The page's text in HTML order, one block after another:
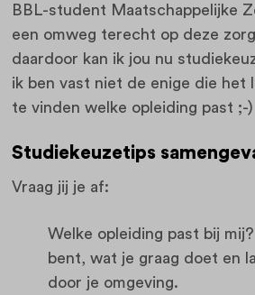
BBL-student Maatschappelijke
een omweg terecht op deze
daardoor kan ik jou nu
ik ben vast niet de enige die het
te vinden welke opleiding past ;-)
Studiekeuzetips
Vraag jij je af:
Welke opleiding past bij
bent, wat je graag doet en
door je omgeving.